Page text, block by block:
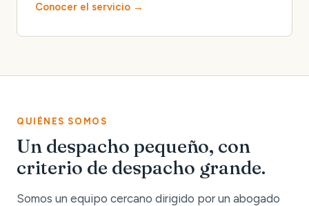
Conocer el servicio
QUIÉNES SOMOS
Un despacho pequeño, con
criterio de despacho grande.
Somos un equipo cercano dirigido por un abogado